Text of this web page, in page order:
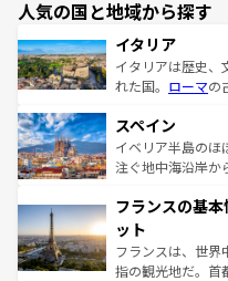
人気の国と地域から探す
イタリア
イタリアは歴史、
れた国。 ローマの
ろん、トスカーナ
景など、自然景観
ピザやパスタなど
ませてくれるイタ
なお、新着のイタ
しい。
スペイン
イベリア半島のほ
注ぐ地中海沿岸か
文化が根付くこの
れる闘牛、そして
る。首都マドリー
アートに溢れた街
フランスの基
ット
フランスは、世界
指の観光地だ。首